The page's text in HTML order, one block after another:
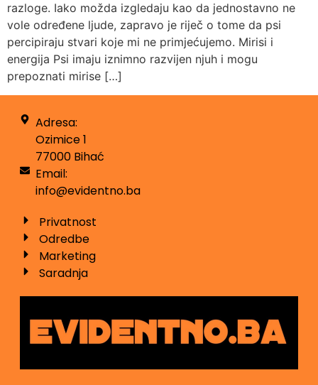
razloge. Iako možda izgledaju kao da jednostavno ne
vole određene ljude, zapravo je riječ o tome da psi
percipiraju stvari koje mi ne primjećujemo. Mirisi i
energija Psi imaju iznimno razvijen njuh i mogu
prepoznati mirise […]
Adresa:
Ozimice 1
77000 Bihać
Email:
info@evidentno.ba
Privatnost
Odredbe
Marketing
Saradnja